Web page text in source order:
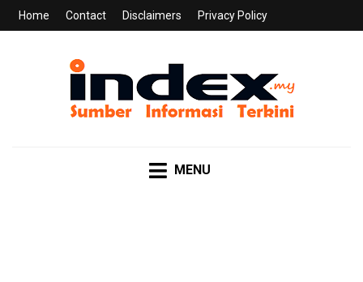
Home Contact Disclaimers Privacy Policy
MENU